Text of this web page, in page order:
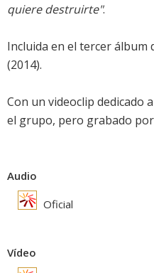
quiere destruirte".
Incluida en el tercer álbum
(2014).
Con un videoclip dedicado
el grupo, pero grabado
Audio
Oficial
Vídeo